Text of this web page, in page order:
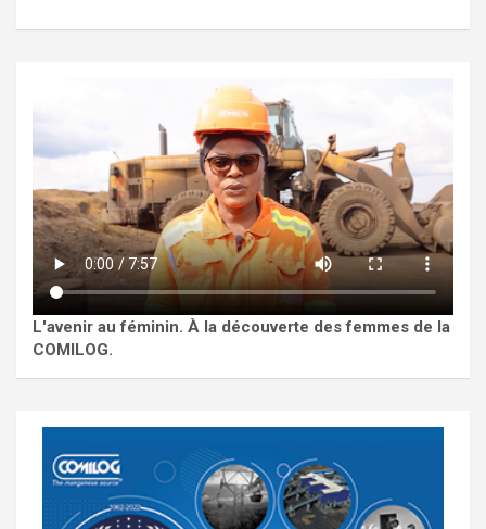
L'avenir au féminin. À la découverte des femmes de la
COMILOG.